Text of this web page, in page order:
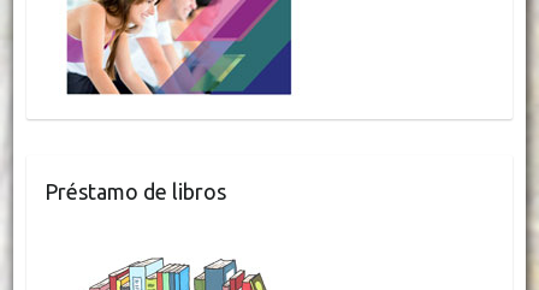
Préstamo de libros